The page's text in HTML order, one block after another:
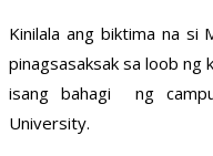
Kinilala ang biktima na si
pinagsasaksak sa loob ng
isang bahagi ng
University.